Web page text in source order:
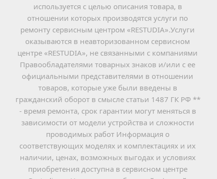
используется с целью описания товара, в
отношении которых производятся услуги по
ремонту сервисным центром «RESTUDIA».Услуги
оказываются в неавторизованном сервисном
центре «RESTUDIA», не связанными с компаниями
Правообладателями товарных знаков и/или с ее
официальными представителями в отношении
товаров, которые уже были введены в
гражданский оборот в смысле статьи 1487 ГК РФ **
- время ремонта, срок гарантии могут меняться в
зависимости от модели устройства и сложности
проводимых работ Информация о
соответствующих моделях и комплектациях и их
наличии, ценах, возможных выгодах и условиях
приобретения доступна в сервисном центре